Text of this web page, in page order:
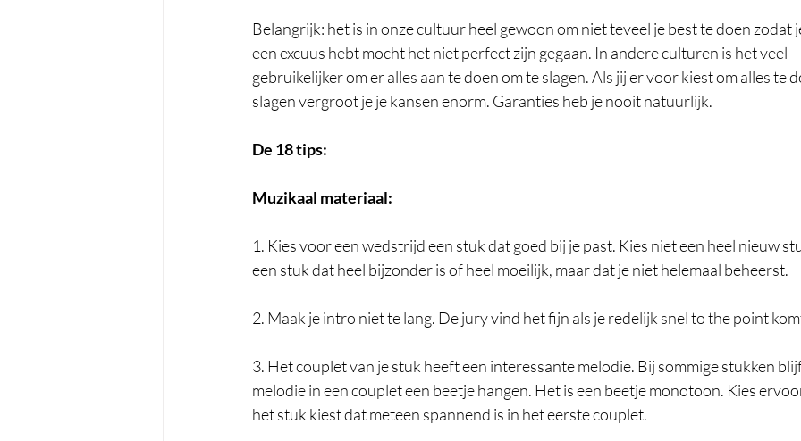
Belangrijk: het is in onze cultuur heel gewoon om niet teveel je best te doen zodat
een excuus hebt mocht het niet perfect zijn gegaan. In andere culturen is het veel
gebruikelijker om er alles aan te doen om te slagen. Als jij er voor kiest om alles te
slagen vergroot je je kansen enorm. Garanties heb je nooit natuurlijk.
De 18 tips:
Muzikaal materiaal:
1. Kies voor een wedstrijd een stuk dat goed bij je past. Kies niet een heel nieuw
een stuk dat heel bijzonder is of heel moeilijk, maar dat je niet helemaal beheerst.
2. Maak je intro niet te lang. De jury vind het fijn als je redelijk snel to the point
3. Het couplet van je stuk heeft een interessante melodie. Bij sommige stukken
melodie in een couplet een beetje hangen. Het is een beetje monotoon. Kies
het stuk kiest dat meteen spannend is in het eerste couplet.